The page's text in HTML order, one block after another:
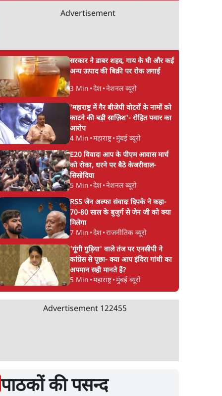
Advertisement
सरकार ने डाबर शहद, गाय के घी और कई
अन्य उत्पाद की बिक्री पर रोक लगाई
3 Min •देश•नेशनल ब्यूरो
'महाराष्ट्र में गैर बीजेपी वोटरों के नामों को
काटने की बड़ी साज़िश'- रोहित पवार का
आरोप
4 Min •महाराष्ट्र•मुंबई ब्यूरो
E20 विवादः आप के पीएम आवास मार्च
को रोका, धरने पर बैठे केजरीवाल-
सिसोदिया
5 Min •देश•नेशनल ब्यूरो
RSS जेन अल्फा संवादः दिपके ने कहा-
70-80 साल के बुजुर्ग से जेन जी को क्या
मिलेगा
7 Min •देश•राजनीतिक ब्यूरो
'गूंगी गुड़िया' वाले तंज पर एनसीपी ने
कांग्रेस से पूछा- क्या आप इंदिरा गांधी का
अपमान सही मानते हैं?
5 Min •महाराष्ट्र•मुंबई ब्यूरो
Advertisement 122455
पाठकों की पसन्द